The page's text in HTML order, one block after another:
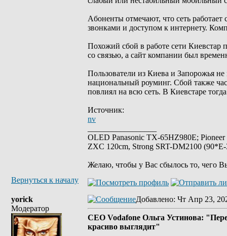
Aбоненты отмечают, что сеть
звонками и доступом к интернету.
Похожий сбой в работе сети Киевстар
со связью, а сайт компании был
Пользователи из Киева и Запорожья
национальный роуминг. Сбой также
повлиял на всю сеть. В Киевстаре
Источник:
nv
OLED Panasonic TX-65HZ980E;
ZXC 120cm, Strong SRT-DM2100
Желаю, чтобы у Вас сбылось то, чего
Вернуться к началу
yorick
Модератор
Добавлено: Чт Апр 23,
CEO Vodafone Ольга Устинова:
красиво выглядит"